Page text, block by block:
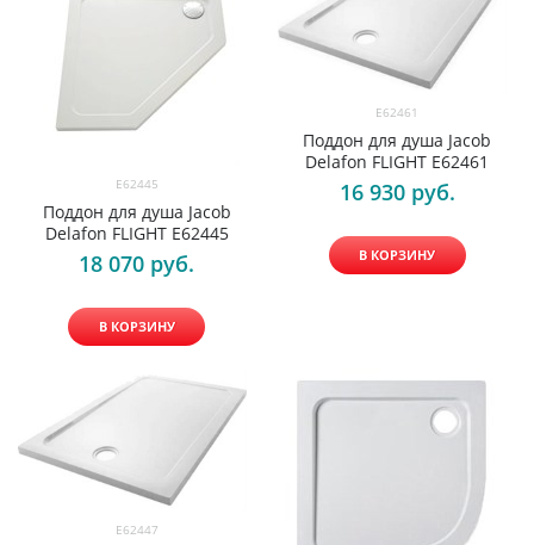
E62445
Поддон для душа Jacob
Delafon FLIGHT E62445
18 070 руб.
В КОРЗИНУ
E62461
Поддон для душа Jacob
Delafon FLIGHT E62461
16 930 руб.
В КОРЗИНУ
E62447